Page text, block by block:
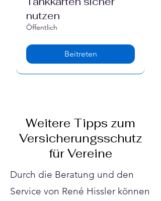
nutzen
Öffentlich
Beitreten
Weitere Tipps zum
Versicherungsschutz
für Vereine
Durch die Beratung und den
Service von René Hissler können